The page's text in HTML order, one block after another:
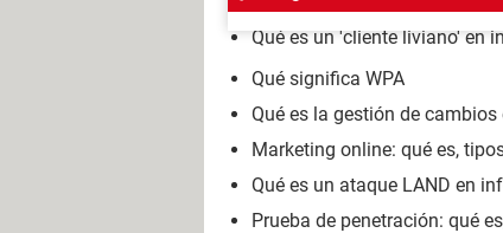
Qué es un 'cliente liviano' en
Qué significa WPA
Qué es la gestión de
Marketing online: qué es,
Qué es un ataque LAND en
Prueba de penetración: qué